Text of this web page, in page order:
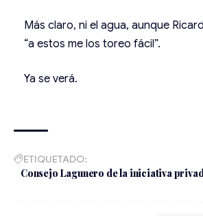
Más claro, ni el agua, aunque
“a estos me los toreo fácil”.
Ya se verá.
ETIQUETADO:
Consejo Lagunero de la iniciativa